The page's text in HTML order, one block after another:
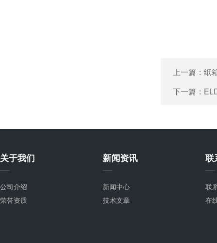
上一篇： 纸
下一篇：
关于我们
公司介绍
荣誉资质
新闻资讯
新闻中心
技术文章
联
联
在